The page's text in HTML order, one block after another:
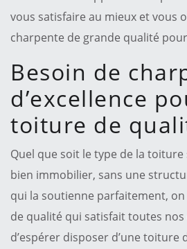
vous satisfaire au mieux et vous
charpente de grande qualité
Besoin de
d’excellence
toiture de
Quel que soit le type de la
bien immobilier, sans une
qui la soutienne parfaitement,
de qualité qui satisfait toutes
d’espérer disposer d’une toiture